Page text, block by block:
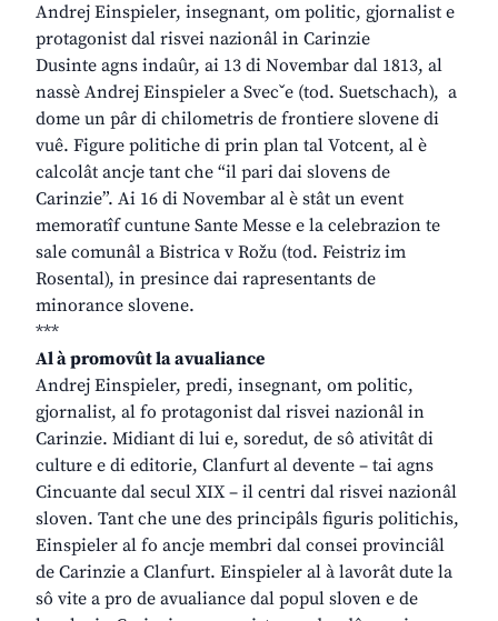
Andrej Einspieler, insegnant, om politic, gjornalist e
protagonist dal risvei nazionâl in Carinzie
Dusinte agns indaûr, ai 13 di Novembar dal 1813, al
nassè Andrej Einspieler a Svecˇe (tod. Suetschach), a
dome un pâr di chilometris de frontiere slovene di
vuê. Figure politiche di prin plan tal Votcent, al è
calcolât ancje tant che “il pari dai slovens de
Carinzie”. Ai 16 di Novembar al è stât un event
memoratîf cuntune Sante Messe e la celebrazion te
sale comunâl a Bistrica v Rožu (tod. Feistriz im
Rosental), in presince dai rapresentants de
minorance slovene.
***
Al à promovût la avualiance
Andrej Einspieler, predi, insegnant, om politic,
gjornalist, al fo protagonist dal risvei nazionâl in
Carinzie. Midiant di lui e, soredut, de sô ativitât di
culture e di editorie, Clanfurt al devente – tai agns
Cincuante dal secul XIX – il centri dal risvei nazionâl
sloven. Tant che une des principâls figuris politichis,
Einspieler al fo ancje membri dal consei provinciâl
de Carinzie a Clanfurt. Einspieler al à lavorât dute la
sô vite a pro de avualiance dal popul sloven e de